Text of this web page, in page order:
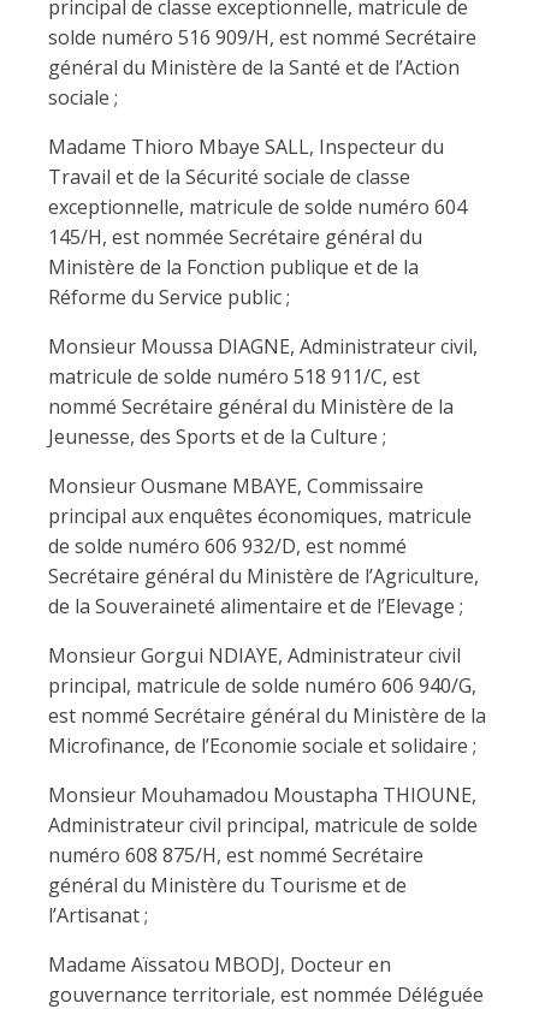
principal de classe exceptionnelle, matricule de
solde numéro 516 909/H, est nommé Secrétaire
général du Ministère de la Santé et de l’Action
sociale ;
Madame Thioro Mbaye SALL, Inspecteur du
Travail et de la Sécurité sociale de classe
exceptionnelle, matricule de solde numéro 604
145/H, est nommée Secrétaire général du
Ministère de la Fonction publique et de la
Réforme du Service public ;
Monsieur Moussa DIAGNE, Administrateur civil,
matricule de solde numéro 518 911/C, est
nommé Secrétaire général du Ministère de la
Jeunesse, des Sports et de la Culture ;
Monsieur Ousmane MBAYE, Commissaire
principal aux enquêtes économiques, matricule
de solde numéro 606 932/D, est nommé
Secrétaire général du Ministère de l’Agriculture,
de la Souveraineté alimentaire et de l’Elevage ;
Monsieur Gorgui NDIAYE, Administrateur civil
principal, matricule de solde numéro 606 940/G,
est nommé Secrétaire général du Ministère de la
Microfinance, de l’Economie sociale et solidaire ;
Monsieur Mouhamadou Moustapha THIOUNE,
Administrateur civil principal, matricule de solde
numéro 608 875/H, est nommé Secrétaire
général du Ministère du Tourisme et de
l’Artisanat ;
Madame Aïssatou MBODJ, Docteur en
gouvernance territoriale, est nommée Déléguée